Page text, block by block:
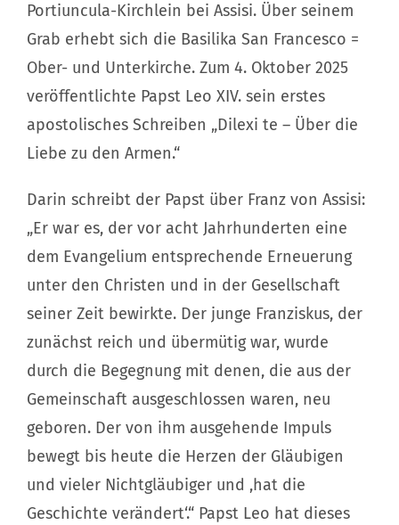
Angebote
Mission
Portiuncula-Kirchlein bei Assisi. Über seinem
Grab erhebt sich die Basilika San Francesco =
Ober- und Unterkirche. Zum 4. Oktober 2025
veröffentlichte Papst Leo XIV. sein erstes
apostolisches Schreiben „Dilexi te – Über die
Liebe zu den Armen.“
Darin schreibt der Papst über Franz von Assisi:
„Er war es, der vor acht Jahrhunderten eine
dem Evangelium entsprechende Erneuerung
unter den Christen und in der Gesellschaft
seiner Zeit bewirkte. Der junge Franziskus, der
zunächst reich und übermütig war, wurde
durch die Begegnung mit denen, die aus der
Gemeinschaft ausgeschlossen waren, neu
geboren. Der von ihm ausgehende Impuls
bewegt bis heute die Herzen der Gläubigen
und vieler Nichtgläubiger und ,hat die
Geschichte verändert‘.“ Papst Leo hat dieses